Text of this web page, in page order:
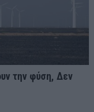
την φύση, Δεν